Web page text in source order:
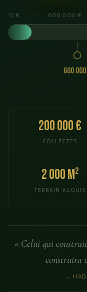
0 € 600 000 €
600
200 000 €
COLLECTÉS
2 000 m²
TERRAIN ACQUIS
« Celui qui
construira